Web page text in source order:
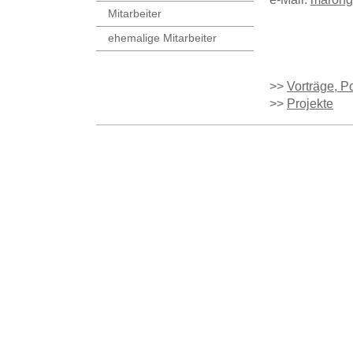
Mitarbeiter
ehemalige Mitarbeiter
>> Vorträge,
>> Projekte